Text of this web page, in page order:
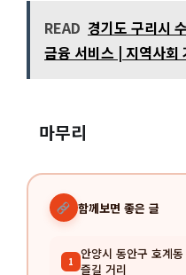
READ 경기도 구리시
금융 서비스 | 지역사회
마무리
함께보면 좋은 글
1 안양시 동안구 호계
즐길 거리